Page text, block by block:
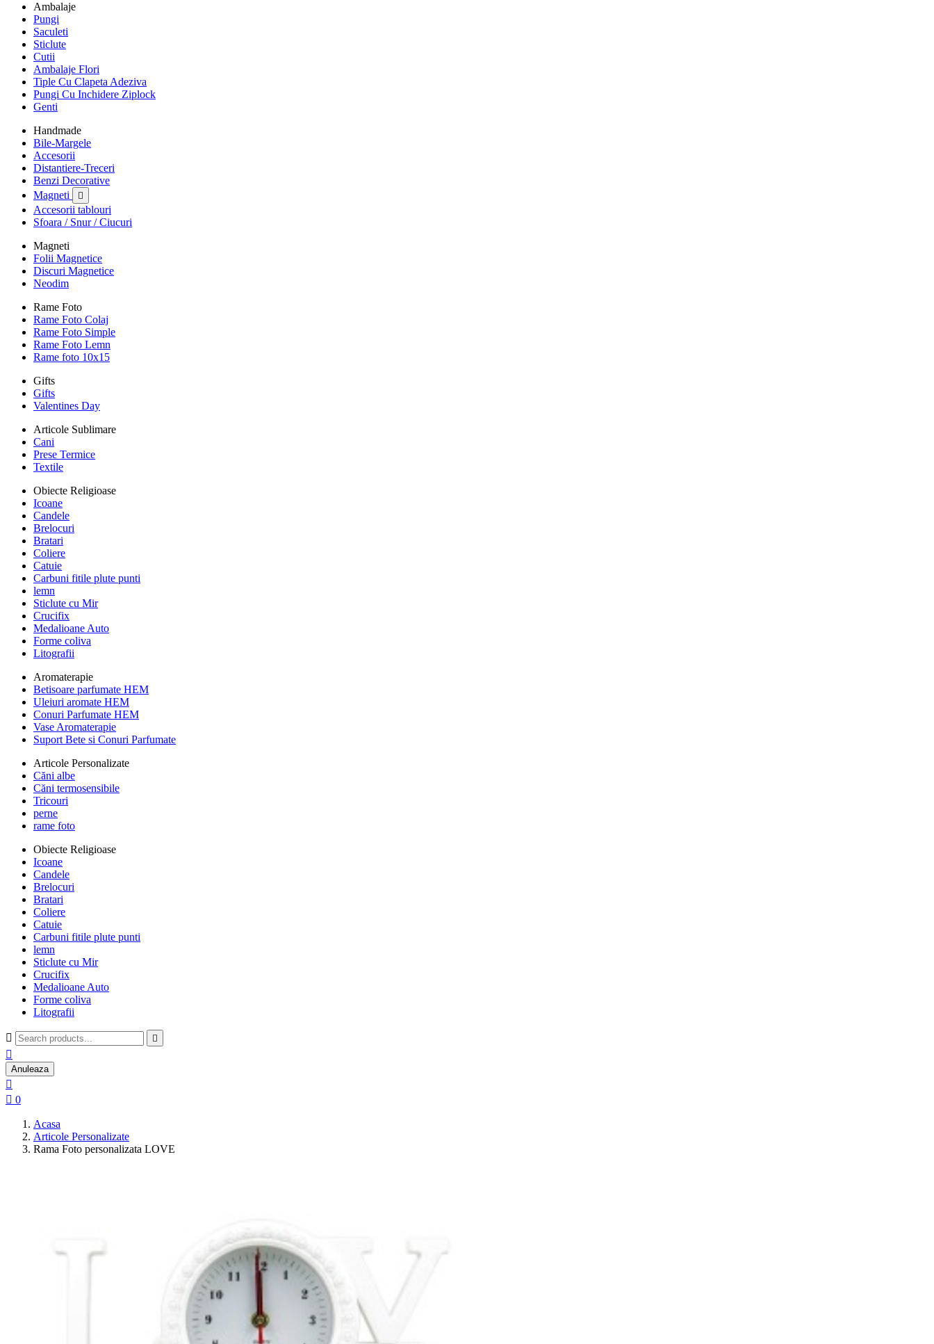
Ambalaje
Pungi
Saculeti
Sticlute
Cutii
Ambalaje Flori
Tiple Cu Clapeta Adeziva
Pungi Cu Inchidere Ziplock
Genti
Handmade
Bile-Margele
Accesorii
Distantiere-Treceri
Benzi Decorative
Magneti

Accesorii tablouri
Sfoara / Snur / Ciucuri
Magneti
Folii Magnetice
Discuri Magnetice
Neodim
Rame Foto
Rame Foto Colaj
Rame Foto Simple
Rame Foto Lemn
Rame foto 10x15
Gifts
Gifts
Valentines Day
Articole Sublimare
Cani
Prese Termice
Textile
Obiecte Religioase
Icoane
Candele
Brelocuri
Bratari
Coliere
Catuie
Carbuni fitile plute punti
lemn
Sticlute cu Mir
Crucifix
Medalioane Auto
Forme coliva
Litografii
Aromaterapie
Betisoare parfumate HEM
Uleiuri aromate HEM
Conuri Parfumate HEM
Vase Aromaterapie
Suport Bete si Conuri Parfumate
Articole Personalizate
Căni albe
Căni termosensibile
Tricouri
perne
rame foto
Obiecte Religioase
Icoane
Candele
Brelocuri
Bratari
Coliere
Catuie
Carbuni fitile plute punti
lemn
Sticlute cu Mir
Crucifix
Medalioane Auto
Forme coliva
Litografii
 

Anuleaza

 0
Acasa
Articole Personalizate
Rama Foto personalizata LOVE